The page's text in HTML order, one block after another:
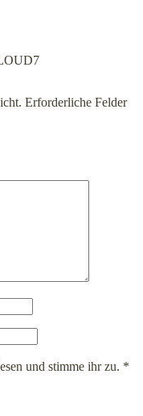
Erforderliche Felder
und stimme ihr zu. *